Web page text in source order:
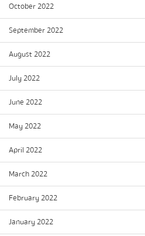
October 2022
September 2022
August 2022
July 2022
June 2022
May 2022
April 2022
March 2022
February 2022
January 2022